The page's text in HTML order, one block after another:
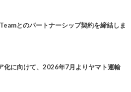
とのパートナーシップ契約を締結しま
化に向けて、2026年7月よりヤマト運輸